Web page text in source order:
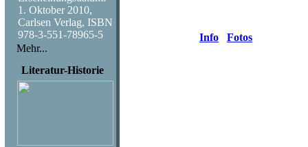
1. Oktober 2010,
Carlsen Verlag, ISBN
978-3-551-78965-5
Mehr...
Literatur-Historie
Info Fotos